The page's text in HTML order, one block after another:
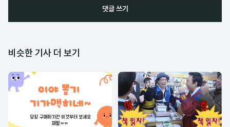
댓글 쓰기
비슷한 기사 더 보기